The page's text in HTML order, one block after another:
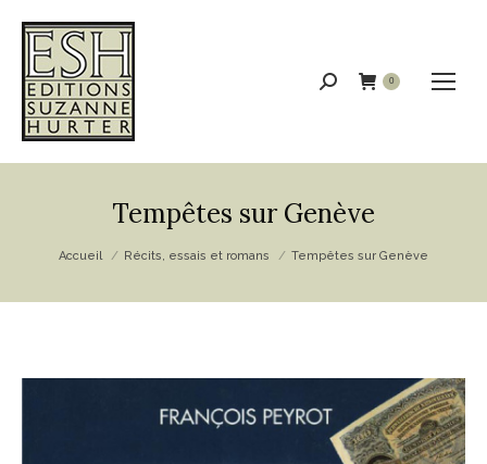
Recherche
0
Tempêtes sur Genève
Vous êtes ici :
Accueil Récits, essais et romans Tempêtes sur Genève